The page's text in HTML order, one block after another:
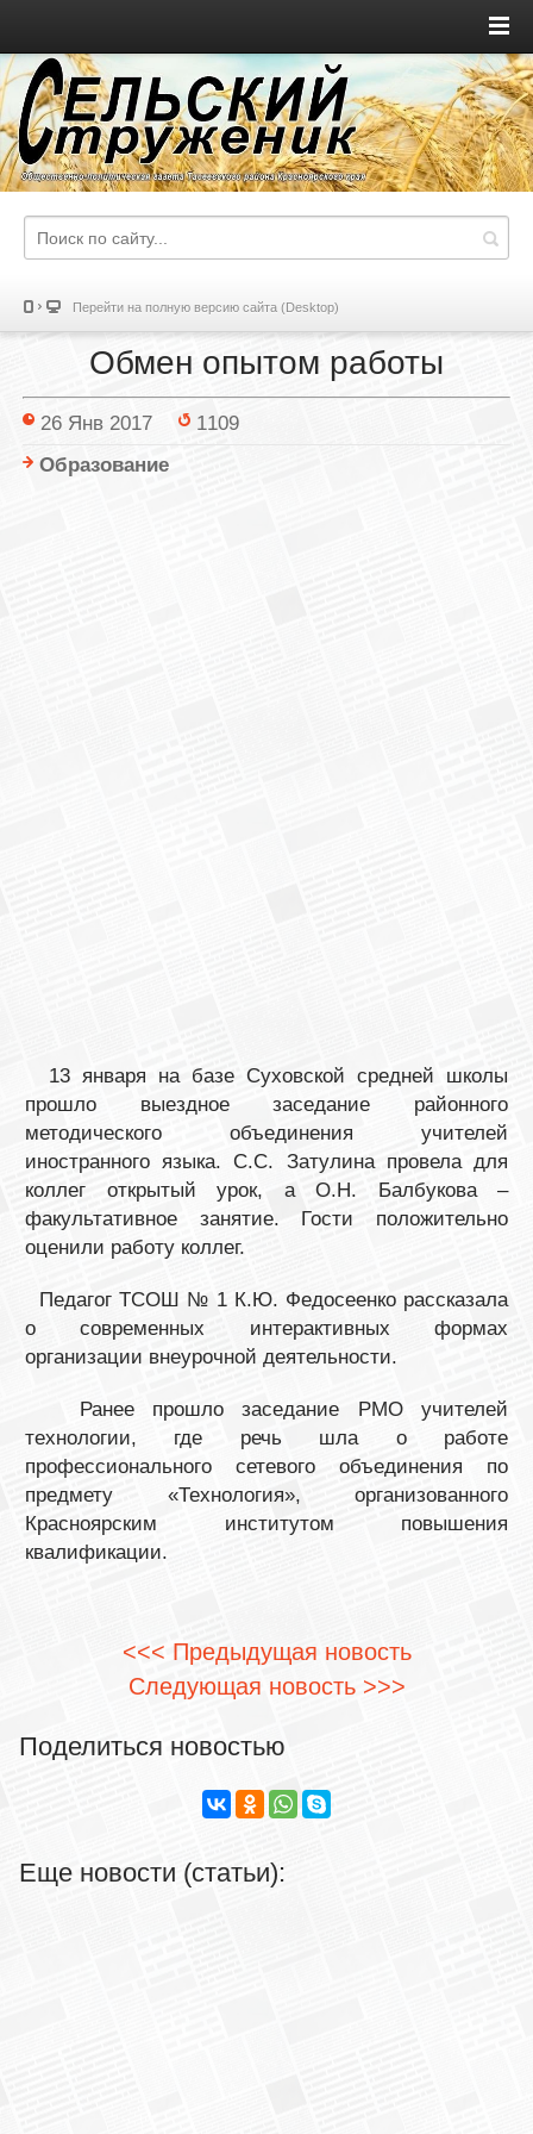
Перейти на полную версию сайта (Desktop)
Обмен опытом работы
26 Янв 2017
1109
Образование
13 января на базе Суховской средней школы
прошло выездное заседание районного
методического объединения учителей
иностранного языка. С.С. Затулина провела для
коллег открытый урок, а О.Н. Балбукова –
факультативное занятие. Гости положительно
оценили работу коллег.
Педагог ТСОШ № 1 К.Ю. Федосеенко рассказала
о современных интерактивных формах
организации внеурочной деятельности.
Ранее прошло заседание РМО учителей
технологии, где речь шла о работе
профессионального сетевого объединения по
предмету «Технология», организованного
Красноярским институтом повышения
квалификации.
<<< Предыдущая новость
Следующая новость >>>
Поделиться новостью
Еще новости (статьи):